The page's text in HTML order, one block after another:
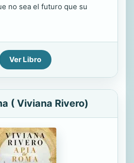
no sea el futuro que su
Ver Libro
( Viviana Rivero)